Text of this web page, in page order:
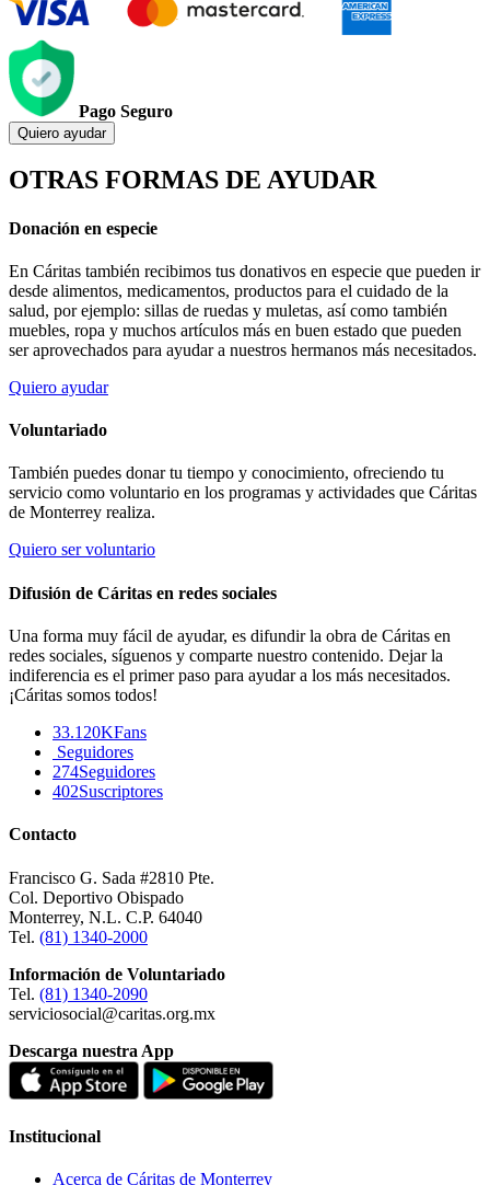
Pago Seguro
Quiero ayudar
OTRAS FORMAS DE AYUDAR
Donación en especie
En Cáritas también recibimos tus donativos en especie que pueden ir
desde alimentos, medicamentos, productos para el cuidado de la
salud, por ejemplo: sillas de ruedas y muletas, así como también
muebles, ropa y muchos artículos más en buen estado que pueden
ser aprovechados para ayudar a nuestros hermanos más necesitados.
Quiero ayudar
Voluntariado
También puedes donar tu tiempo y conocimiento, ofreciendo tu
servicio como voluntario en los programas y actividades que Cáritas
de Monterrey realiza.
Quiero ser voluntario
Difusión de Cáritas en redes sociales
Una forma muy fácil de ayudar, es difundir la obra de Cáritas en
redes sociales, síguenos y comparte nuestro contenido. Dejar la
indiferencia es el primer paso para ayudar a los más necesitados.
¡Cáritas somos todos!
33.120KFans
Seguidores
274Seguidores
402Suscriptores
Contacto
Francisco G. Sada #2810 Pte.
Col. Deportivo Obispado
Monterrey, N.L. C.P. 64040
Tel. (81) 1340-2000
Información de Voluntariado
Tel. (81) 1340-2090
serviciosocial@caritas.org.mx
Descarga nuestra App
Institucional
Acerca de Cáritas de Monterrey